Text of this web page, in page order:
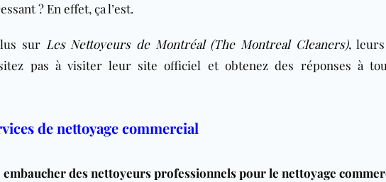
? En effet, ça l’est.
sur Les Nettoyeurs de Montréal (The Montreal Cleaners),
pas à visiter leur site officiel et obtenez des réponses à
de nettoyage commercial
des nettoyeurs professionnels pour le nettoyage